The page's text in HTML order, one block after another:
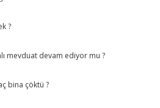
?
mevduat devam ediyor mu ?
bina çöktü ?